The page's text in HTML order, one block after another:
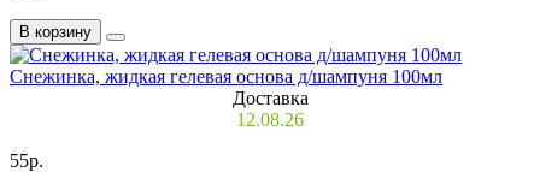
В корзину
Снежинка, жидкая гелевая основа д/шампуня 100мл
Доставка
12.08.26
55р.